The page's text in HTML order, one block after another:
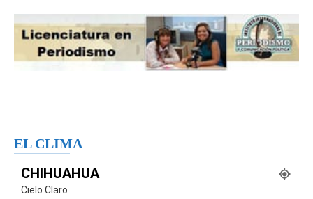
EL CLIMA
CHIHUAHUA
Cielo Claro